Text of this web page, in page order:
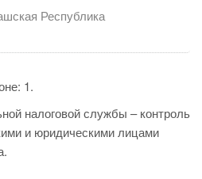
Республика
1.
налоговой службы – контроль
и юридическими лицами